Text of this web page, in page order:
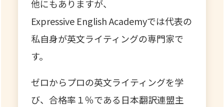
他にもありますが、
Expressive English Academyでは代表の
私自身が英文ライティングの専門家で
す。
ゼロからプロの英文ライティングを学
び、合格率１％である日本翻訳連盟主